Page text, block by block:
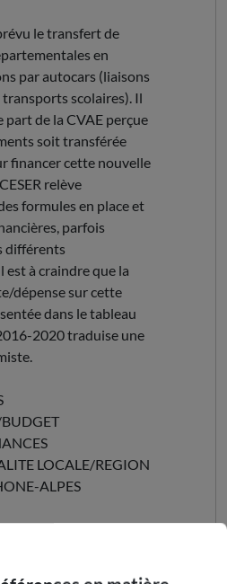
le transfert de
en
par autocars (liaisons
scolaires). Il
part de la CVAE perçue
soit transférée
financer cette nouvelle
relève
formules en place et
parfois
différents
est à craindre que la
dépense sur cette
dans le tableau
2020 traduise une
LOCALE/REGION
ALPES
publication